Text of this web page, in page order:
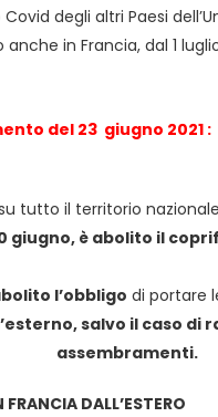
degli altri Paesi
in Francia, dal 1
del 23 giugno 2021 :
tutto il territorio nazionale
giugno, è abolito il
l’obbligo di portare
salvo il caso di
assembramenti.
FRANCIA DALL’ESTERO